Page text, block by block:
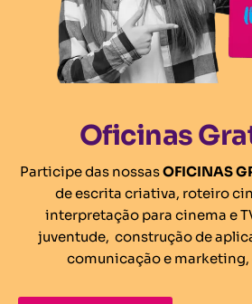
Oficinas
Participe das nossasOFICINAS
de escrita criativa, roteiro
interpretação para cinema e
juventude, construção de
comunicação e marketing,